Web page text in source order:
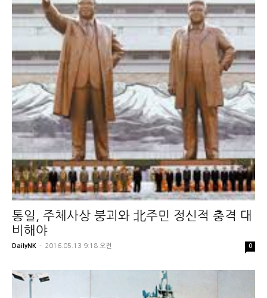
통일, 주체사상 붕괴와 北주민 정신적 충격 대
비해야
DailyNK - 2016.05.13 9:18 오전 0